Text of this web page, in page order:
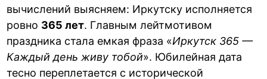
вычислений выясняем: Иркутску исполняется
ровно 365 лет. Главным лейтмотивом
праздника стала емкая фраза «Иркутск 365 —
Каждый день живу тобой». Юбилейная дата
тесно переплетается с исторической